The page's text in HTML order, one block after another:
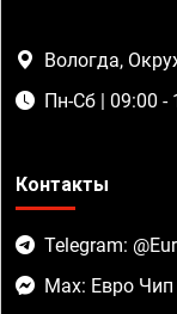
Вологда,
Пн-Сб | 09:00 -
Контакты
Telegram:
Max: Евро